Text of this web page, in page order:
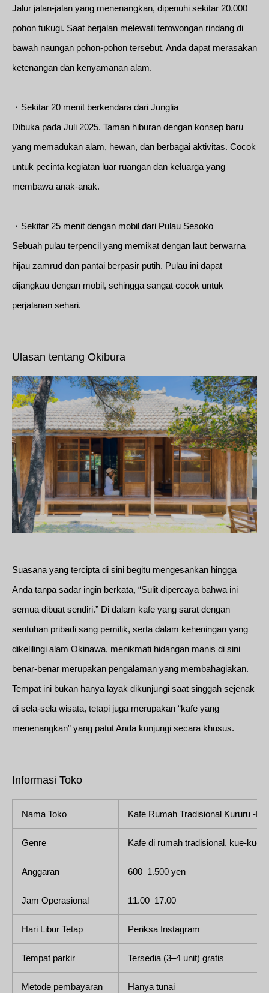
Jalur jalan-jalan yang menenangkan, dipenuhi sekitar 20.000
pohon fukugi. Saat berjalan melewati terowongan rindang di
bawah naungan pohon-pohon tersebut, Anda dapat merasakan
ketenangan dan kenyamanan alam.
・Sekitar 20 menit berkendara dari Junglia
Dibuka pada Juli 2025. Taman hiburan dengan konsep baru
yang memadukan alam, hewan, dan berbagai aktivitas. Cocok
untuk pecinta kegiatan luar ruangan dan keluarga yang
membawa anak-anak.
・Sekitar 25 menit dengan mobil dari Pulau Sesoko
Sebuah pulau terpencil yang memikat dengan laut berwarna
hijau zamrud dan pantai berpasir putih. Pulau ini dapat
dijangkau dengan mobil, sehingga sangat cocok untuk
perjalanan sehari.
Ulasan tentang Okibura
Suasana yang tercipta di sini begitu mengesankan hingga
Anda tanpa sadar ingin berkata, “Sulit dipercaya bahwa ini
semua dibuat sendiri.” Di dalam kafe yang sarat dengan
sentuhan pribadi sang pemilik, serta dalam keheningan yang
dikelilingi alam Okinawa, menikmati hidangan manis di sini
benar-benar merupakan pengalaman yang membahagiakan.
Tempat ini bukan hanya layak dikunjungi saat singgah sejenak
di sela-sela wisata, tetapi juga merupakan “kafe yang
menenangkan” yang patut Anda kunjungi secara khusus.
Informasi Toko
Nama Toko Kafe Rumah Tradisional Kururu -
Genre Kafe di rumah tradisional, kue-kue,
Anggaran 600–1.500 yen
Jam Operasional 11.00–17.00
Hari Libur Tetap Periksa Instagram
Tempat parkir Tersedia (3–4 unit) gratis
Metode pembayaran Hanya tunai